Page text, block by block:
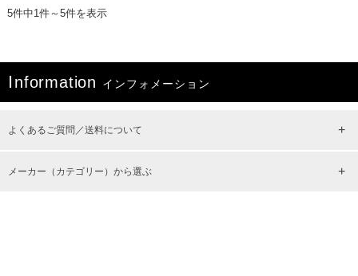
5件中1件～5件を表示
I nformation インフォメーション
よくあるご質問／送料について
メーカー（カテゴリー）から選ぶ